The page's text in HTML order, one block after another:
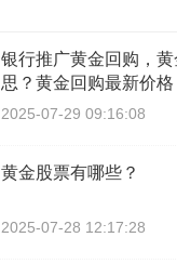
银行推广黄金回购，
思？黄金回购最新价格
2025-07-29 09:16:08
黄金股票有哪些？
2025-07-28 12:17:28